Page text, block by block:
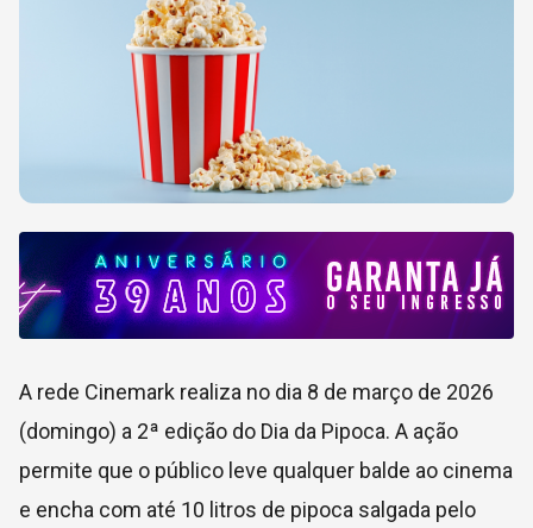
A rede Cinemark realiza no dia 8 de março de 2026
(domingo) a 2ª edição do Dia da Pipoca. A ação
permite que o público leve qualquer balde ao cinema
e encha com até 10 litros de pipoca salgada pelo